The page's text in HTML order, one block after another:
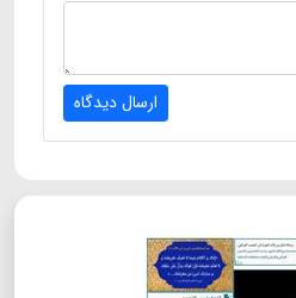
ارسال دیدگاه